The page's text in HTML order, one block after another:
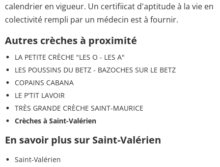
calendrier en vigueur. Un certifiicat d'aptitude à la vie en
colectivité rempli par un médecin est à fournir.
Autres crèches à proximité
LA PETITE CRÈCHE "LES O - LES A"
LES POUSSINS DU BETZ - BAZOCHES SUR LE BETZ
COPAINS CABANA
LE P'TIT LAVOIR
TRÈS GRANDE CRÈCHE SAINT-MAURICE
Crèches à Saint-Valérien
En savoir plus sur Saint-Valérien
Saint-Valérien